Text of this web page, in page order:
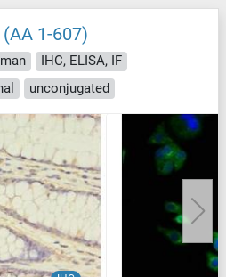
1-607)
IHC, ELISA, IF
unconjugated